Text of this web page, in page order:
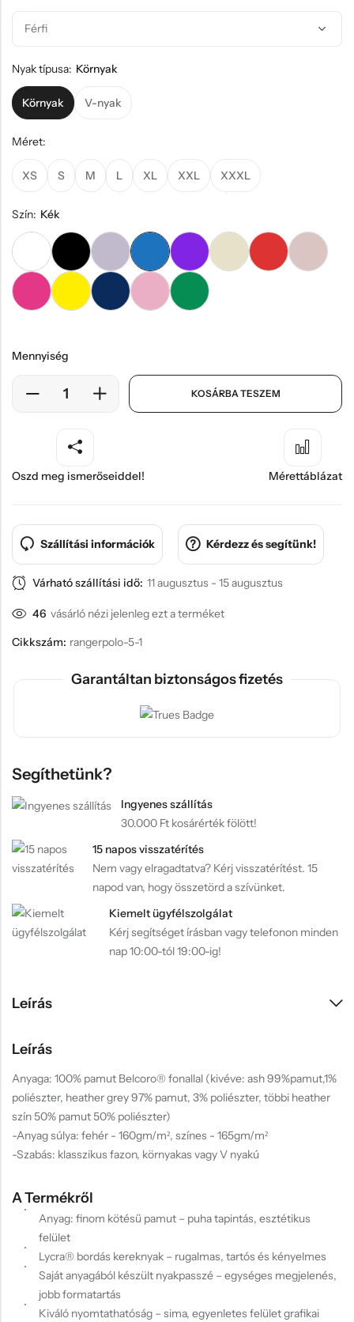
Nyak típusa: Környak
Környak V-nyak
Méret:
XS S M L XL XXL XXXL
Szín: Kék
Mennyiség
KOSÁRBA TESZEM
Oszd meg ismerőseiddel! Mérettáblázat
Szállítási információk Kérdezz és segítünk!
Várható szállítási idő: 11 augusztus - 15 augusztus
46 vásárló nézi jelenleg ezt a terméket
Cikkszám: rangerpolo-5-1
Garantáltan biztonságos fizetés
Segíthetünk?
Ingyenes szállítás
30.000 Ft kosárérték fölött!
15 napos visszatérítés
Nem vagy elragadtatva? Kérj visszatérítést. 15
napod van, hogy összetörd a szívünket.
Kiemelt ügyfélszolgálat
Kérj segítséget írásban vagy telefonon minden
nap 10:00-tól 19:00-ig!
Leírás
Leírás
Anyaga: 100% pamut Belcoro® fonallal (kivéve: ash 99%pamut,1%
poliészter, heather grey 97% pamut, 3% poliészter, többi heather
szín 50% pamut 50% poliészter)
-Anyag súlya: fehér - 160gm/m², színes - 165gm/m²
-Szabás: klasszikus fazon, környakas vagy V nyakú
A Termékről
Anyag: finom kötésű pamut – puha tapintás, esztétikus
felület
Lycra® bordás kereknyak – rugalmas, tartós és kényelmes
Saját anyagából készült nyakpasszé – egységes megjelenés,
jobb formatartás
Kiváló nyomtathatóság – sima, egyenletes felület grafikai
Plüss
Sapka
Táska, pénztárca
Egyedi céges ajándékok